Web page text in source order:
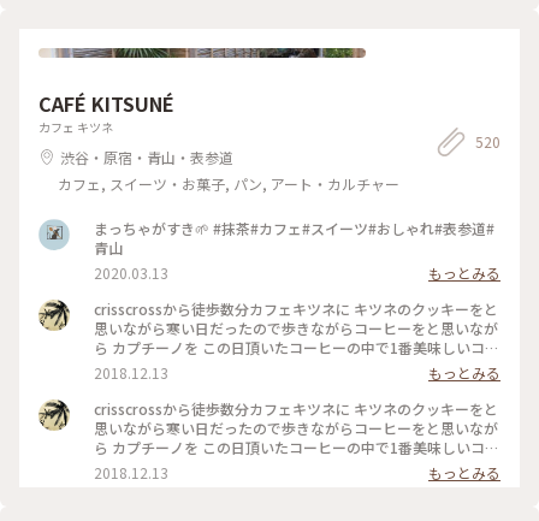
CAFÉ KITSUNÉ
カフェ キツネ
渋谷・原宿・青山・表参道
カフェ, スイーツ・お菓子, パン, アート・カルチャー
520
まっちゃがすき🌱 #抹茶#カフェ#スイーツ#おしゃれ#表参道#
青山
2020.03.13
もっとみる
crisscrossから徒歩数分カフェキツネに キツネのクッキーをと
思いながら寒い日だったので歩きながらコーヒーをと思いなが
ら カプチーノを この日頂いたコーヒーの中で1番美味しいコー
ヒーでした 店内も清潔感 綺麗な空間 #わたしの街#カフェ巡り
2018.12.13
もっとみる
crisscrossから徒歩数分カフェキツネに キツネのクッキーをと
思いながら寒い日だったので歩きながらコーヒーをと思いなが
ら カプチーノを この日頂いたコーヒーの中で1番美味しいコー
ヒーでした 店内も清潔感 綺麗な空間 #わたしの街#カフェ巡り
2018.12.13 もっとみる